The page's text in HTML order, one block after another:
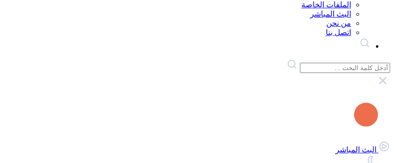
الملفات الخاصة
البث المباشر
من نحن
اتصل بنا
البث المباشر